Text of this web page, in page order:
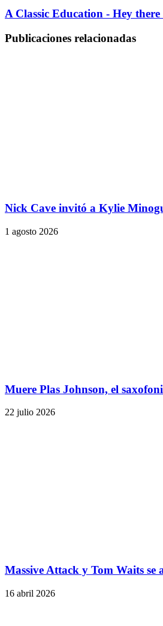
A Classic Education - Hey
Publicaciones relacionadas
Nick Cave invitó a Kylie
1 agosto 2026
Muere Plas Johnson, el
22 julio 2026
Massive Attack y Tom Waits
16 abril 2026